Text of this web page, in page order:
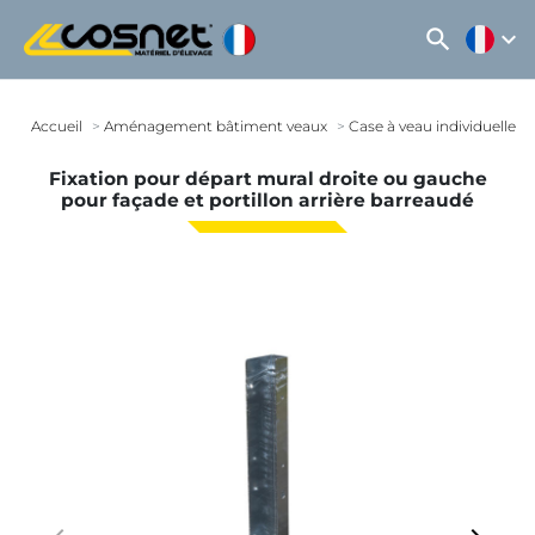
search expand_more
Accueil Aménagement bâtiment veaux Case à veau individuelle
Fixation pour départ mural droite ou gauche
pour façade et portillon arrière barreaudé